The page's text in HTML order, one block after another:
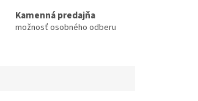
Kamenná predajňa
možnosť osobného odberu